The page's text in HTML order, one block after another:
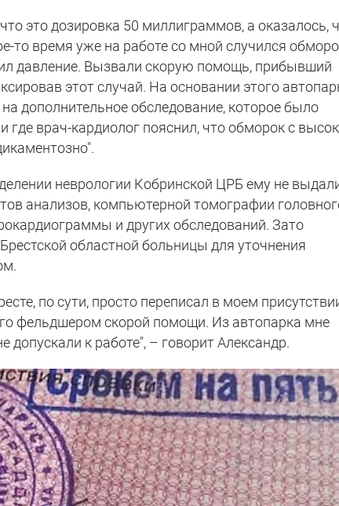
это дозировка 50 миллиграммов, а оказалось,
то время уже на работе со мной случился
давление. Вызвали скорую помощь, прибывший
этот случай. На основании этого
дополнительное обследование, которое было
где врач-кардиолог пояснил, что обморок с
неврологии Кобринской ЦРБ ему не
анализов, компьютерной томографии
и других обследований. Зато
областной больницы для уточнения
по сути, просто переписал в моем
фельдшером скорой помощи. Из автопарка мне
допускали к работе", – говорит Александр.